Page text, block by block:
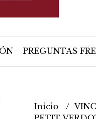
PREGUNTAS
Inicio